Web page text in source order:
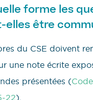
forme les
elles être
du CSE doivent
une note écrite
présentées (
22).